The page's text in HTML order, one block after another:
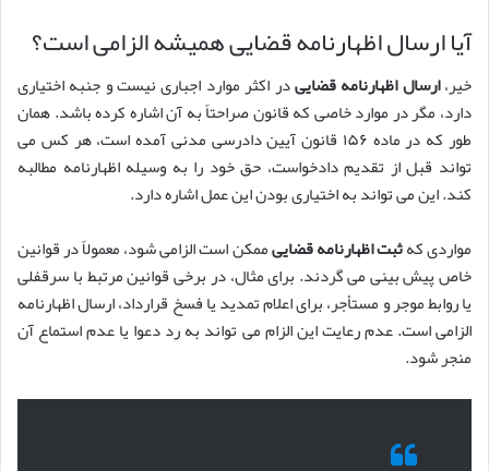
آیا ارسال اظهارنامه قضایی همیشه الزامی است؟
خیر،ارسال اظهارنامه قضاییدر اکثر موارد اجباری نیست و جنبه اختیاری
دارد، مگر در موارد خاصی که قانون صراحتاً به آن اشاره کرده باشد. همان
طور که در ماده ۱۵۶ قانون آیین دادرسی مدنی آمده است، هر کس می
تواند قبل از تقدیم دادخواست، حق خود را به وسیله اظهارنامه مطالبه
کند. این می تواند به اختیاری بودن این عمل اشاره دارد.
مواردی کهثبت اظهارنامه قضاییممکن است الزامی شود، معمولاً در قوانین
خاص پیش بینی می گردند. برای مثال، در برخی قوانین مرتبط با سرقفلی
یا روابط موجر و مستأجر، برای اعلام تمدید یا فسخ قرارداد، ارسال اظهارنامه
الزامی است. عدم رعایت این الزام می تواند به رد دعوا یا عدم استماع آن
منجر شود.